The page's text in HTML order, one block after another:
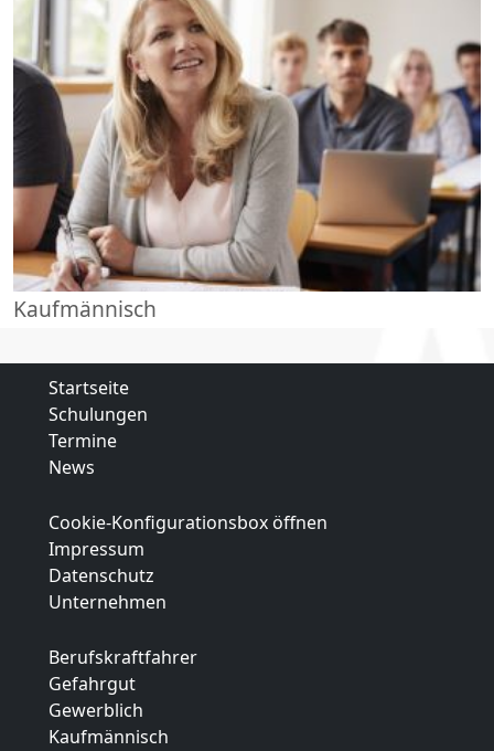
Kaufmännisch
Startseite
Schulungen
Termine
News
Cookie-Konfigurationsbox öffnen
Impressum
Datenschutz
Unternehmen
Berufskraftfahrer
Gefahrgut
Gewerblich
Kaufmännisch